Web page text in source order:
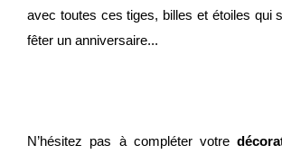
avec toutes ces tiges, billes et étoiles qui
fêter un anniversaire...
N’hésitez pas à compléter votre